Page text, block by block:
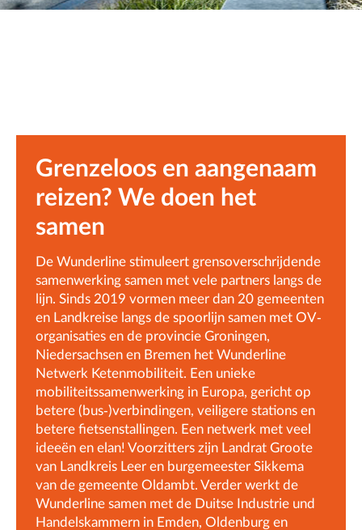
Grenzeloos en aangenaam
reizen? We doen het
samen
De Wunderline stimuleert grensoverschrijdende
samenwerking samen met vele partners langs de
lijn. Sinds 2019 vormen meer dan 20 gemeenten
en Landkreise langs de spoorlijn samen met OV-
organisaties en de provincie Groningen,
Niedersachsen en Bremen het Wunderline
Netwerk Ketenmobiliteit. Een unieke
mobiliteitssamenwerking in Europa, gericht op
betere (bus-)verbindingen, veiligere stations en
betere fietsenstallingen. Een netwerk met veel
ideeën en elan! Voorzitters zijn Landrat Groote
van Landkreis Leer en burgemeester Sikkema
van de gemeente Oldambt. Verder werkt de
Wunderline samen met de Duitse Industrie und
Handelskammern in Emden, Oldenburg en